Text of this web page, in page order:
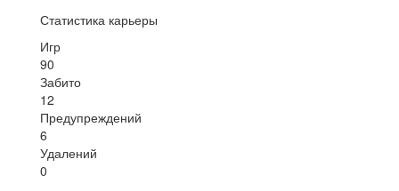
Статистика карьеры
Игр
90
Забито
12
Предупреждений
6
Удалений
0